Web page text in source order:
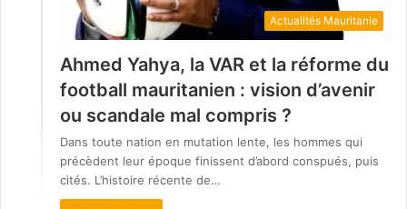
Actualités Mauritanie
Ahmed Yahya, la VAR et la réforme du
football mauritanien : vision d’avenir
ou scandale mal compris ?
Dans toute nation en mutation lente, les hommes qui
précèdent leur époque finissent d’abord conspués, puis
cités. L’histoire récente de…